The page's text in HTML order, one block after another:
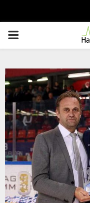
PRIMARY